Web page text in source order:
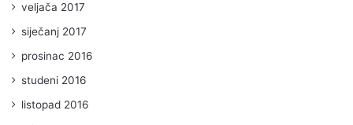
veljača 2017
siječanj 2017
prosinac 2016
studeni 2016
listopad 2016